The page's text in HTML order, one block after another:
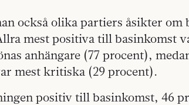
också olika partiers åsikter om
mest positiva till basinkomst
anhängare (77 procent),
mest kritiska (29 procent).
positiv till basinkomst, 46